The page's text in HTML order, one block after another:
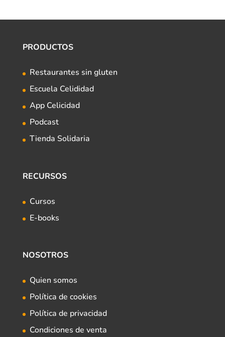
PRODUCTOS
Restaurantes sin gluten
Escuela Celididad
App Celicidad
Podcast
Tienda Solidaria
RECURSOS
Cursos
E-books
NOSOTROS
Quien somos
Política de cookies
Política de privacidad
Condiciones de venta